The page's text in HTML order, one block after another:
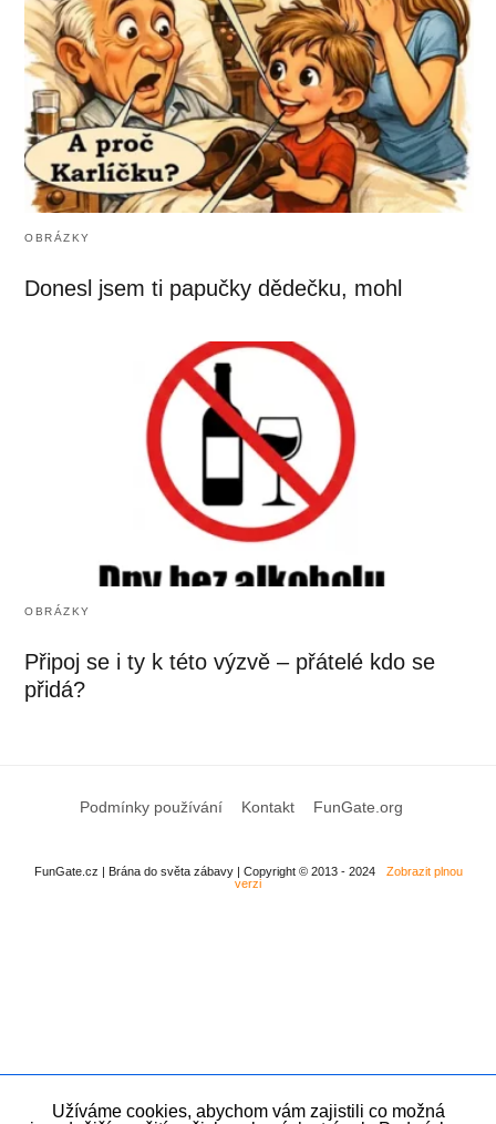
OBRÁZKY
Donesl jsem ti papučky dědečku, mohl
OBRÁZKY
Připoj se i ty k této výzvě – přátelé kdo se
přidá?
Podmínky používání Kontakt FunGate.org
FunGate.cz | Brána do světa zábavy | Copyright © 2013 - 2024
Zobrazit plnou
verzi
Užíváme cookies, abychom vám zajistili co možná